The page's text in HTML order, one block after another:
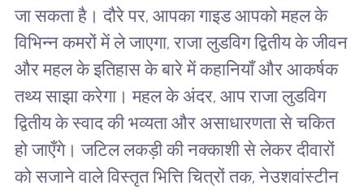
जा सकता है। दौरे पर, आपका गाइड आपको महल के
विभिन्न कमरों में ले जाएगा, राजा लुडविग द्वितीय के जीवन
और महल के इतिहास के बारे में कहानियाँ और आकर्षक
तथ्य साझा करेगा। महल के अंदर, आप राजा लुडविग
द्वितीय के स्वाद की भव्यता और असाधारणता से चकित
हो जाएँगे। जटिल लकड़ी की नक्काशी से लेकर दीवारों
को सजाने वाले विस्तृत भित्ति चित्रों तक, नेउशवांस्टीन